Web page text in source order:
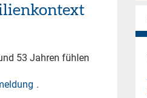
53 Jahren fühlen
.